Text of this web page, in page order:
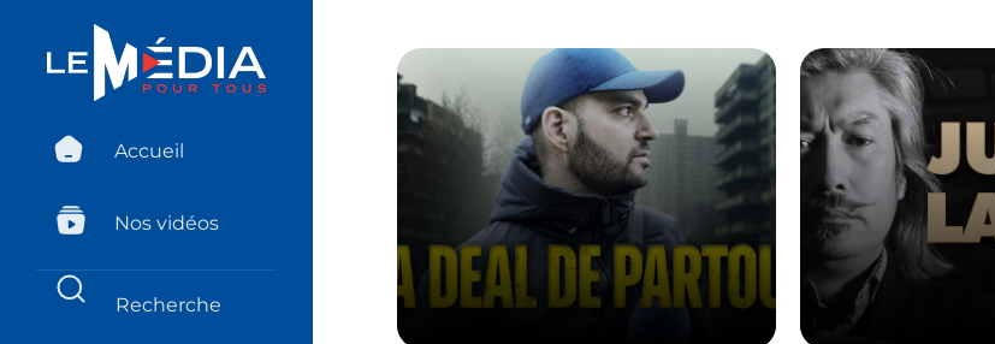
Accueil
Nos vidéos